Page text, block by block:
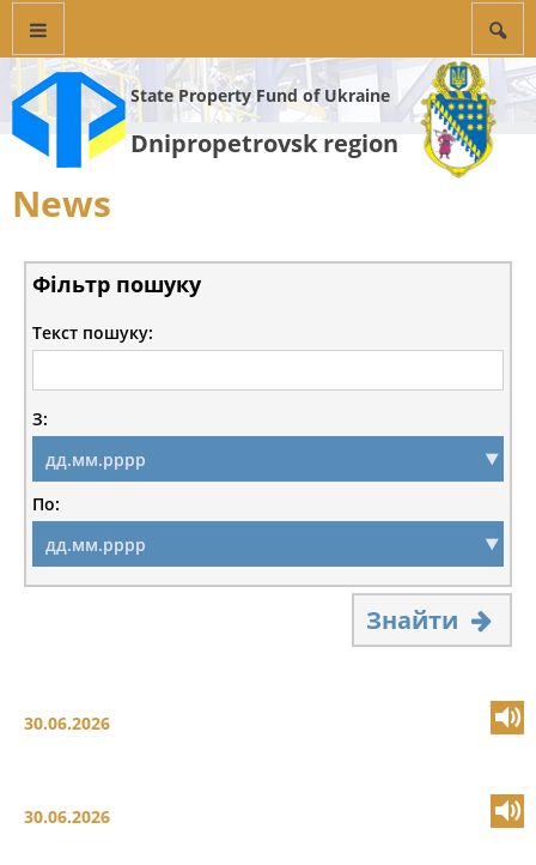
State Property Fund of Ukraine
Dnipropetrovsk region
News
Фільтр пошуку
Текст пошуку:
З:
По:
Знайти
30.06.2026
30.06.2026